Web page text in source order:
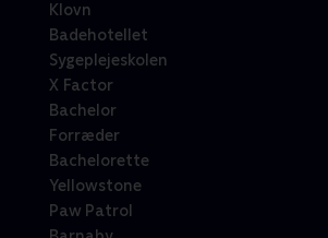
Klovn
Badehotellet
Sygeplejeskolen
X Factor
Bachelor
Forræder
Bachelorette
Yellowstone
Paw Patrol